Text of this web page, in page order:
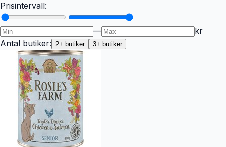
Prisintervall:
—
kr
Antal butiker: 2+ butiker 3+ butiker